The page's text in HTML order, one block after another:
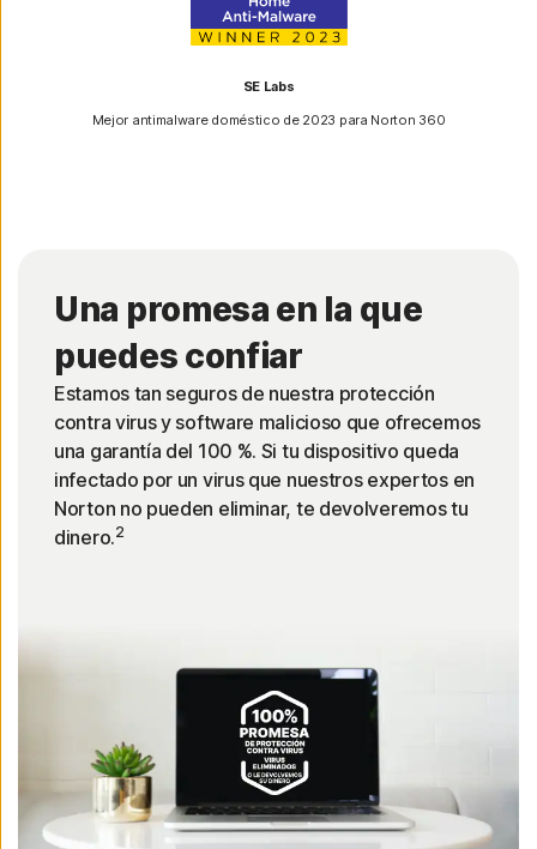
SE Labs
Mejor antimalware doméstico de 2023 para Norton 360
Una promesa en la que
puedes confiar
Estamos tan seguros de nuestra protección
contra virus y software malicioso que ofrecemos
una garantía del 100 %. Si tu dispositivo queda
infectado por un virus que nuestros expertos en
Norton no pueden eliminar, te devolveremos tu
dinero.2